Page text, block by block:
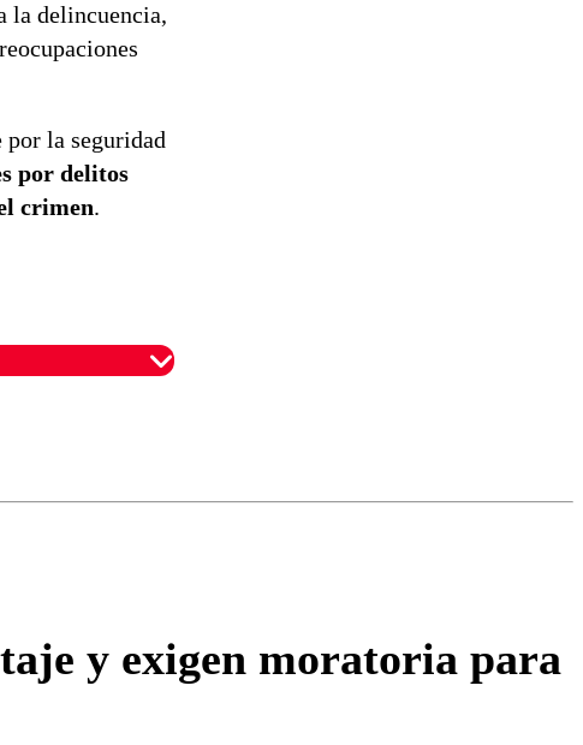
la delincuencia,
por la seguridad
por delitos
crimen.
y exigen moratoria para